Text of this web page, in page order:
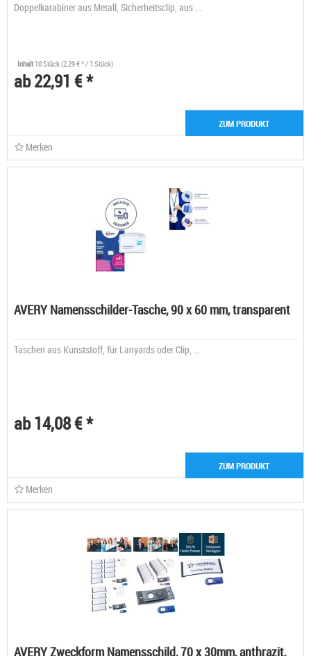
Doppelkarabiner aus Metall, Sicherheitsclip, aus ...
Inhalt10 Stück(2,29 € * / 1 Stück)
ab 22,91 € *
ZUM PRODUKT
Merken
AVERY Namensschilder-Tasche, 90 x 60 mm, transparent
Taschen aus Kunststoff, für Lanyards oder Clip, ...
ab 14,08 € *
ZUM PRODUKT
Merken
AVERY Zweckform Namensschild, 70 x 30mm, anthrazit,